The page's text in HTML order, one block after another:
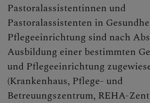
Pastoralassistentinnen und
Pastoralassistenten in
Pflegeeinrichtung sind nach
Ausbildung einer bestimmten
und Pflegeeinrichtung
(Krankenhaus, Pflege- und
Betreuungszentrum, REHA-